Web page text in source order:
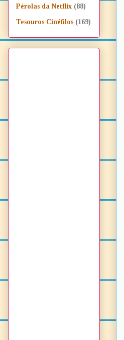
Pérolas da Netflix (88)
Tesouros Cinéfilos (169)